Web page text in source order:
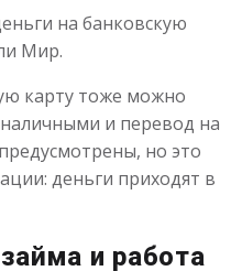
до 50 000₽
от 1до 21 дня
на банковскую
Мир.
карту тоже можно
и перевод на
но это
деньги приходят в
и работа